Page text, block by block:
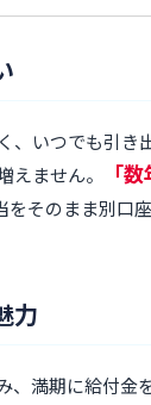
、いつでも引き
えません。
「
をそのまま別口
力
満期に給付金